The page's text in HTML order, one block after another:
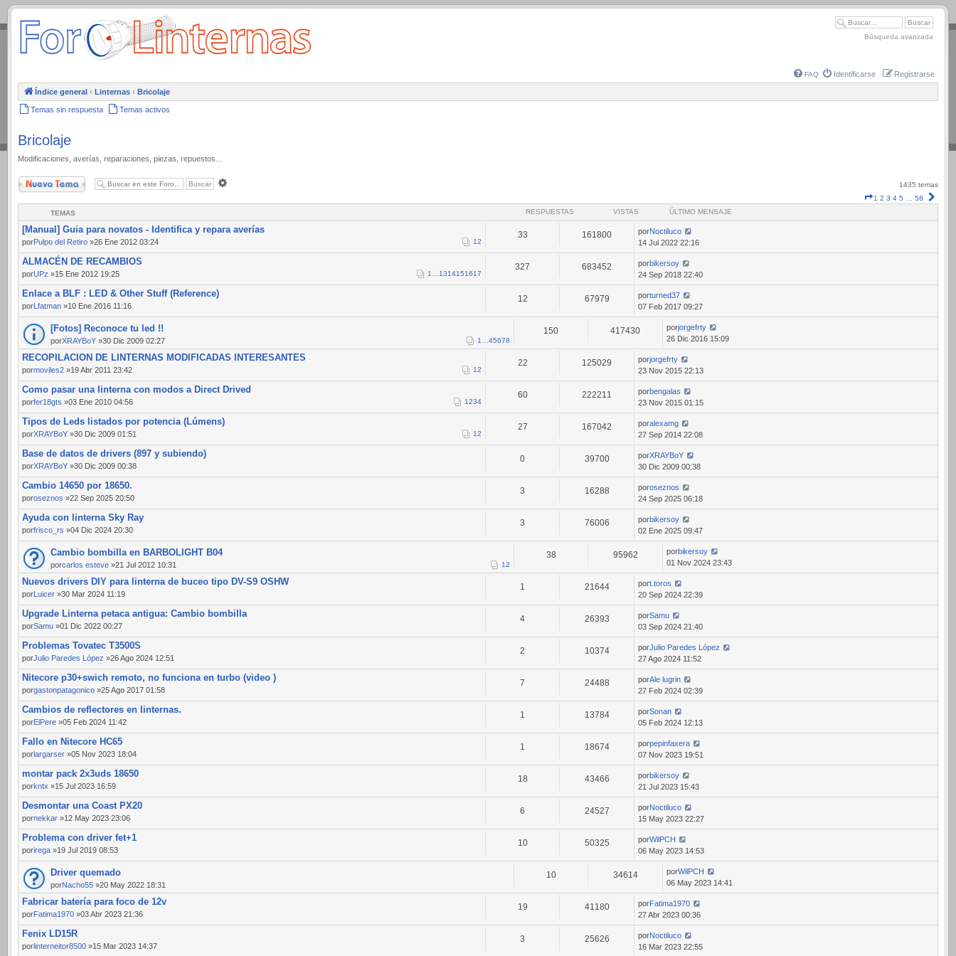
.
Búsqueda avanzada
FAQ Identificarse Registrarse
Índice general ‹ Linternas ‹ Bricolaje
Temas sin respuesta Temas activos
Bricolaje
Modificaciones, averías, reparaciones, piezas, repuestos...
Nuevo Tema
1435 temas
Página
1 2 3 4 5 58
TEMAS RESPUESTAS VISTAS ÚLTIMO MENSAJE
[Manual] Guia para novatos - Identifica y repara averías
porPulpo del Retiro »26 Ene 2012 03:24 12
33 161800 porNoctiluco
14 Jul 2022 22:16
ALMACÉN DE RECAMBIOS
porUPz »15 Ene 2012 19:25 1 1314151617
327 683452 porbikersoy
24 Sep 2018 22:40
Enlace a BLF : LED & Other Stuff (Reference)
porLfatman »10 Ene 2016 11:16
12 67979 porturned37
07 Feb 2017 09:27
[Fotos] Reconoce tu led !!
porXRAYBoY »30 Dic 2009 02:27 1 45678
150 417430 porjorgefrty
26 Dic 2016 15:09
RECOPILACION DE LINTERNAS MODIFICADAS INTERESANTES
pormoviles2 »19 Abr 2011 23:42 12
22 125029 porjorgefrty
23 Nov 2015 22:13
Como pasar una linterna con modos a Direct Drived
porfer18gts »03 Ene 2010 04:56 1234
60 222211 porbengalas
23 Nov 2015 01:15
Tipos de Leds listados por potencia (Lúmens)
porXRAYBoY »30 Dic 2009 01:51 12
27 167042 poralexamg
27 Sep 2014 22:08
Base de datos de drivers (897 y subiendo)
porXRAYBoY »30 Dic 2009 00:38
0 39700 porXRAYBoY
30 Dic 2009 00:38
Cambio 14650 por 18650.
poroseznos »22 Sep 2025 20:50
3 16288 poroseznos
24 Sep 2025 06:18
Ayuda con linterna Sky Ray
porfrisco_rs »04 Dic 2024 20:30
3 76006 porbikersoy
02 Ene 2025 09:47
Cambio bombilla en BARBOLIGHT B04
porcarlos esteve »21 Jul 2012 10:31 12
38 95962 porbikersoy
01 Nov 2024 23:43
Nuevos drivers DIY para linterna de buceo tipo DV-S9 OSHW
porLuicer »30 Mar 2024 11:19
1 21644 port.toros
20 Sep 2024 22:39
Upgrade Linterna petaca antigua: Cambio bombilla
porSamu »01 Dic 2022 00:27
4 26393 porSamu
03 Sep 2024 21:40
Problemas Tovatec T3500S
porJulio Paredes López »26 Ago 2024 12:51
2 10374 porJulio Paredes López
27 Ago 2024 11:52
Nitecore p30+swich remoto, no funciona en turbo (video )
porgastonpatagonico »25 Ago 2017 01:58
7 24488 porAle lugrin
27 Feb 2024 02:39
Cambios de reflectores en linternas.
porElPere »05 Feb 2024 11:42
1 13784 porSonan
05 Feb 2024 12:13
Fallo en Nitecore HC65
porlargarser »05 Nov 2023 18:04
1 18674 porpepinfaxera
07 Nov 2023 19:51
montar pack 2x3uds 18650
porkntx »15 Jul 2023 16:59
18 43466 porbikersoy
21 Jul 2023 15:43
Desmontar una Coast PX20
pornekkar »12 May 2023 23:06
6 24527 porNoctiluco
15 May 2023 22:27
Problema con driver fet+1
porirega »19 Jul 2019 08:53
10 50325 porWilPCH
06 May 2023 14:53
Driver quemado
porNacho55 »20 May 2022 18:31
10 34614 porWilPCH
06 May 2023 14:41
Fabricar batería para foco de 12v
porFatima1970 »03 Abr 2023 21:36
19 41180 porFatima1970
27 Abr 2023 00:36
Fenix LD15R
porlinterneitor8500 »15 Mar 2023 14:37
3 25626 porNoctiluco
16 Mar 2023 22:55